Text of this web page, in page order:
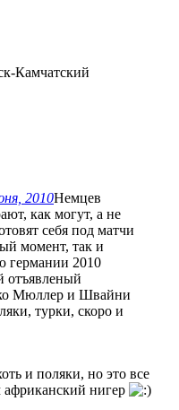
Камчатский
2010Немцев
как могут, а не
себя под матчи
момент, так и
германии 2010
отъявленый
Мюллер и Швайни
турки, скоро и
и поляки, но это все
африканский нигер